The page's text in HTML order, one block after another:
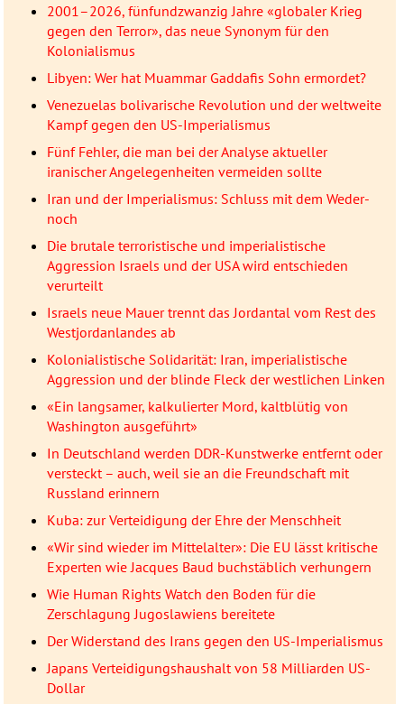
2001–2026, fünfundzwanzig Jahre «globaler Krieg
gegen den Terror», das neue Synonym für den
Kolonialismus
Libyen: Wer hat Muammar Gaddafis Sohn ermordet?
Venezuelas bolivarische Revolution und der weltweite
Kampf gegen den US-Imperialismus
Fünf Fehler, die man bei der Analyse aktueller
iranischer Angelegenheiten vermeiden sollte
Iran und der Imperialismus: Schluss mit dem Weder-
noch
Die brutale terroristische und imperialistische
Aggression Israels und der USA wird entschieden
verurteilt
Israels neue Mauer trennt das Jordantal vom Rest des
Westjordanlandes ab
Kolonialistische Solidarität: Iran, imperialistische
Aggression und der blinde Fleck der westlichen Linken
«Ein langsamer, kalkulierter Mord, kaltblütig von
Washington ausgeführt»
In Deutschland werden DDR-Kunstwerke entfernt oder
versteckt – auch, weil sie an die Freundschaft mit
Russland erinnern
Kuba: zur Verteidigung der Ehre der Menschheit
«Wir sind wieder im Mittelalter»: Die EU lässt kritische
Experten wie Jacques Baud buchstäblich verhungern
Wie Human Rights Watch den Boden für die
Zerschlagung Jugoslawiens bereitete
Der Widerstand des Irans gegen den US-Imperialismus
Japans Verteidigungshaushalt von 58 Milliarden US-
Dollar